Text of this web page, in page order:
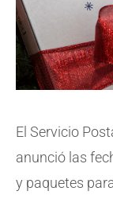
El Servicio
anunció las
y paquetes